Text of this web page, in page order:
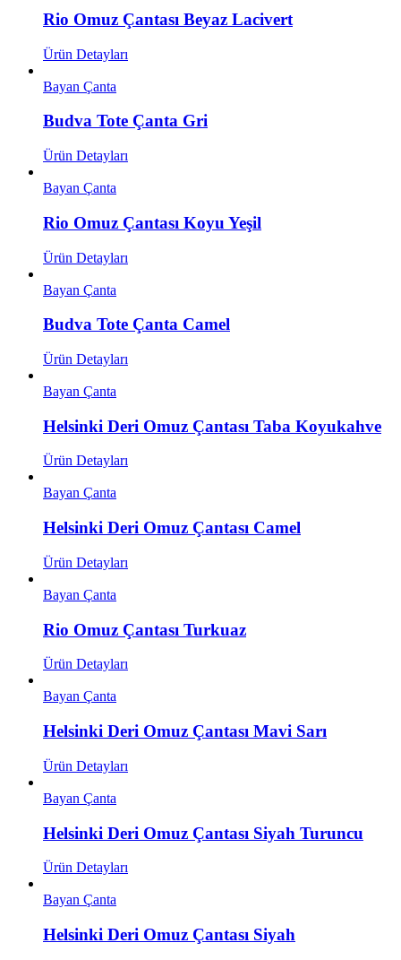
Rio Omuz Çantası Beyaz Lacivert
Ürün Detayları
Bayan Çanta
Budva Tote Çanta Gri
Ürün Detayları
Bayan Çanta
Rio Omuz Çantası Koyu Yeşil
Ürün Detayları
Bayan Çanta
Budva Tote Çanta Camel
Ürün Detayları
Bayan Çanta
Helsinki Deri Omuz Çantası Taba Koyukahve
Ürün Detayları
Bayan Çanta
Helsinki Deri Omuz Çantası Camel
Ürün Detayları
Bayan Çanta
Rio Omuz Çantası Turkuaz
Ürün Detayları
Bayan Çanta
Helsinki Deri Omuz Çantası Mavi Sarı
Ürün Detayları
Bayan Çanta
Helsinki Deri Omuz Çantası Siyah Turuncu
Ürün Detayları
Bayan Çanta
Helsinki Deri Omuz Çantası Siyah